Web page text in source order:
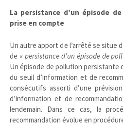
La persistance d’un épisode
prise en compte
Un autre apport de l’arrêté se situe
de « persistance d’un épisode de
Un épisode de pollution persistante
du seuil d’information et de
consécutifs assorti d’une
d’information et de
lendemain. Dans ce cas, la
recommandation évolue en